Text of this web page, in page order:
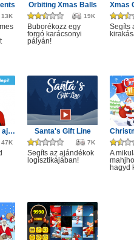
13K
Orbiting Xmas Balls
19K
Buborékozz egy
forgó karácsonyi
pályán!
Segíts
Adventi naptár - ajánlat minden napra!
47K
Santa's Gift Line
7K
Segíts az ajándékok
logisztikájában!
A
hagyd